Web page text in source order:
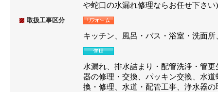
や蛇口の水漏れ修理ならお任せ下さい)
取扱工事区分
キッチン、風呂・バス・浴室・洗面
水漏れ、排水詰まり・配管洗浄・管
器の修理・交換、パッキン交換、水
換・修理、水道・配管工事、浄水器の